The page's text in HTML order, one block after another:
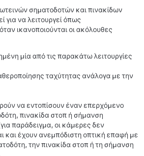
σηματοδοτών και πινακίδων
για να λειτουργεί όπως
ικανοποιούνται οι ακόλουθες
μία από τις παρακάτω λειτουργίες
ταχύτητας ανάλογα με την
να εντοπίσουν έναν επερχόμενο
πινακίδα στοπ ή σήμανση
παράδειγμα, οι κάμερες δεν
και έχουν ανεμπόδιστη οπτική επαφή με
την πινακίδα στοπ ή τη σήμανση